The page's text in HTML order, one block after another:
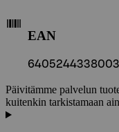
EAN
6405244338003
Päivitämme palvelun
kuitenkin tarkistamaan